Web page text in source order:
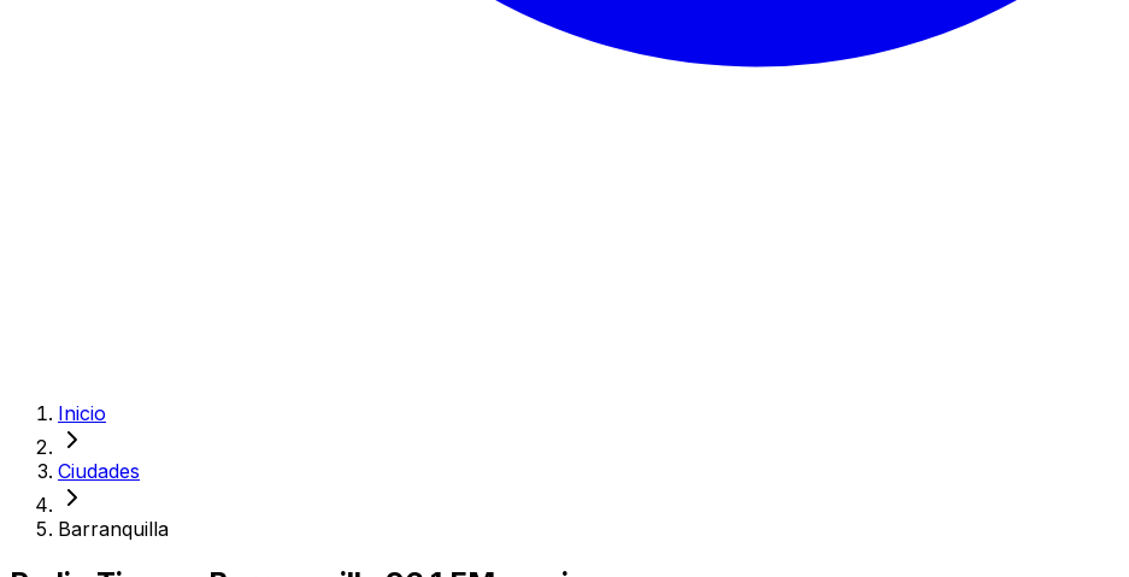
Inicio
Ciudades
Barranquilla